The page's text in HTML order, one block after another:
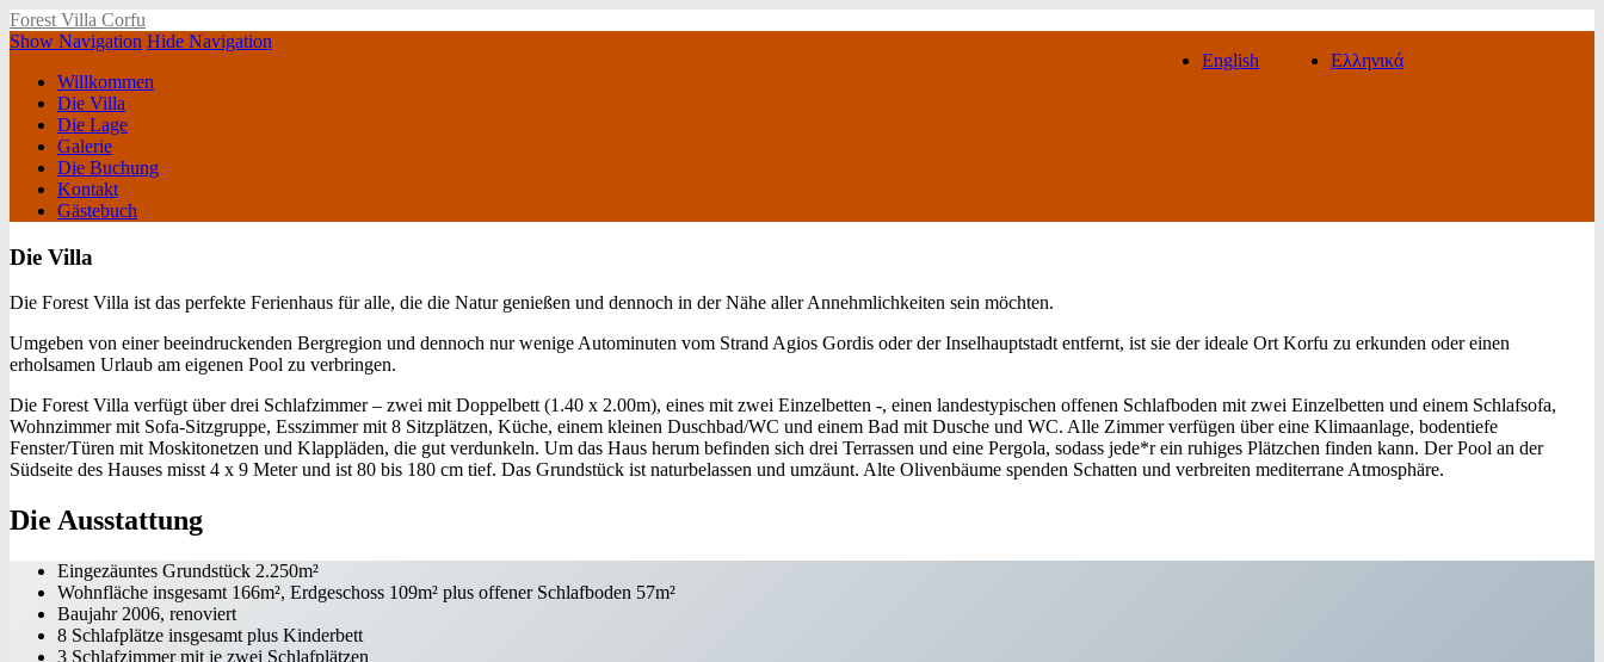
Forest Villa Corfu
Ελληνικά
English
Show Navigation Hide Navigation
Willkommen
Die Villa
Die Lage
Galerie
Die Buchung
Kontakt
Gästebuch
Die Villa
Die Forest Villa ist das perfekte Ferienhaus für alle, die die Natur genießen und dennoch in der Nähe aller Annehmlichkeiten sein möchten.
Umgeben von einer beeindruckenden Bergregion und dennoch nur wenige Autominuten vom Strand Agios Gordis oder der Inselhauptstadt entfernt, ist sie der ideale Ort Korfu zu erkunden oder einen
erholsamen Urlaub am eigenen Pool zu verbringen.
Die Forest Villa verfügt über drei Schlafzimmer – zwei mit Doppelbett (1.40 x 2.00m), eines mit zwei Einzelbetten -, einen landestypischen offenen Schlafboden mit zwei Einzelbetten und einem Schlafsofa,
Wohnzimmer mit Sofa-Sitzgruppe, Esszimmer mit 8 Sitzplätzen, Küche, einem kleinen Duschbad/WC und einem Bad mit Dusche und WC. Alle Zimmer verfügen über eine Klimaanlage, bodentiefe
Fenster/Türen mit Moskitonetzen und Klappläden, die gut verdunkeln. Um das Haus herum befinden sich drei Terrassen und eine Pergola, sodass jede*r ein ruhiges Plätzchen finden kann. Der Pool an der
Südseite des Hauses misst 4 x 9 Meter und ist 80 bis 180 cm tief. Das Grundstück ist naturbelassen und umzäunt. Alte Olivenbäume spenden Schatten und verbreiten mediterrane Atmosphäre.
Die Ausstattung
Eingezäuntes Grundstück 2.250m²
Wohnfläche insgesamt 166m², Erdgeschoss 109m² plus offener Schlafboden 57m²
Baujahr 2006, renoviert
8 Schlafplätze insgesamt plus Kinderbett
3 Schlafzimmer mit je zwei Schlafplätzen